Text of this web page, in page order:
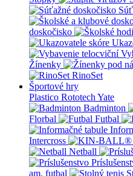
doskočisko
Žínenky
RinoSet
Športové hry
Plastico Rototech Yate
Badminton
Florbal
Futbal
Intercross
Netball
am. futbal